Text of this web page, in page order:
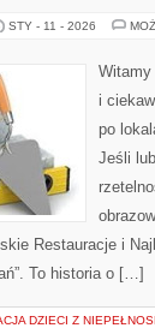
STY - 11 - 2026
Witamy
i
po
Jeśli
Restauracje i
To historia o […]
DZIECI Z